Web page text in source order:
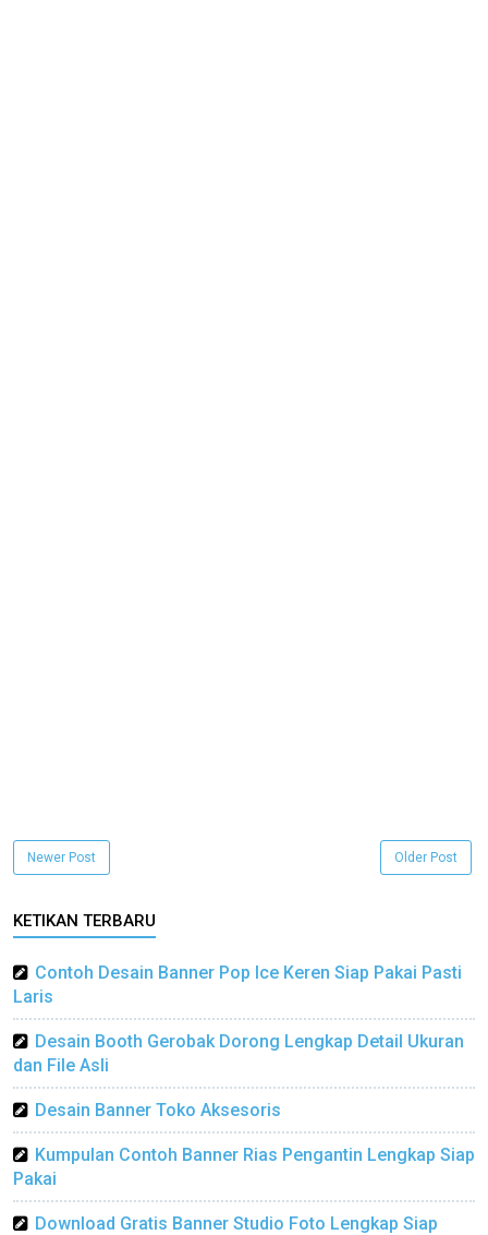
Newer Post Older Post
KETIKAN TERBARU
Contoh Desain Banner Pop Ice Keren Siap Pakai Pasti
Laris
Desain Booth Gerobak Dorong Lengkap Detail Ukuran
dan File Asli
Desain Banner Toko Aksesoris
Kumpulan Contoh Banner Rias Pengantin Lengkap Siap
Pakai
Download Gratis Banner Studio Foto Lengkap Siap